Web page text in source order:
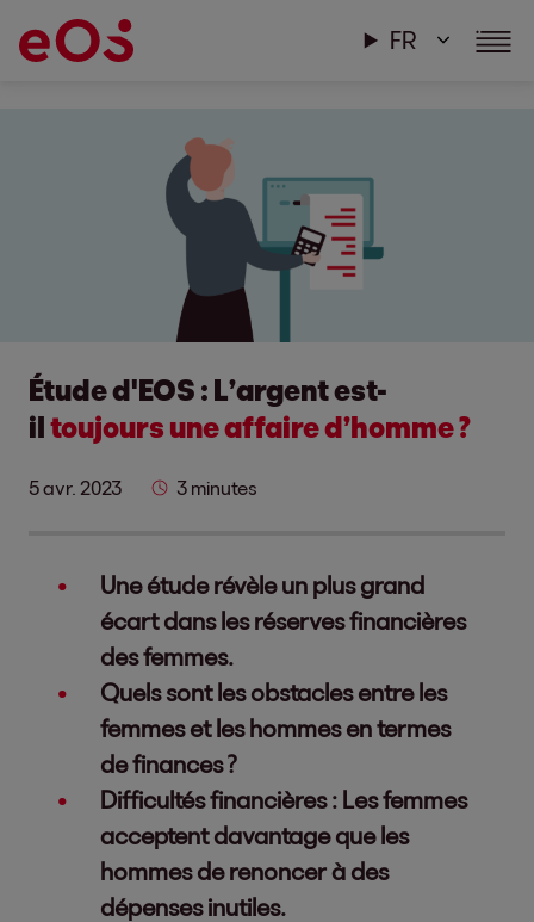
FR
Étude d'EOS : L’argent est-
iltoujours une affaire d’homme ?
5 avr. 2023 3 minutes
Une étude révèle un plus grand
écart dans les réserves financières
des femmes.
Quels sont les obstacles entre les
femmes et les hommes en termes
de finances ?
Difficultés financières : Les femmes
acceptent davantage que les
hommes de renoncer à des
dépenses inutiles.